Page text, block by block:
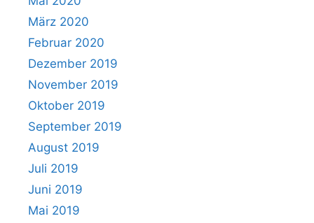
März 2020
Februar 2020
Dezember 2019
November 2019
Oktober 2019
September 2019
August 2019
Juli 2019
Juni 2019
Mai 2019